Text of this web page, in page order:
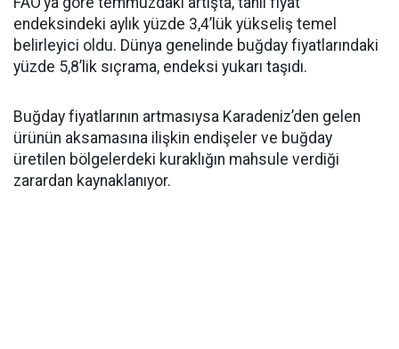
endeksindeki aylık yüzde 3,4’lük yükseliş temel
belirleyici oldu. Dünya genelinde buğday fiyatlarındaki
yüzde 5,8’lik sıçrama, endeksi yukarı taşıdı.
Buğday fiyatlarının artmasıysa Karadeniz’den gelen
ürünün aksamasına ilişkin endişeler ve buğday
üretilen bölgelerdeki kuraklığın mahsule verdiği
zarardan kaynaklanıyor.